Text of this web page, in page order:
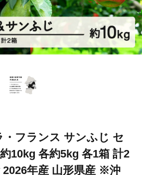
・フランス サンふじ セ
10kg 各約5kg 各1箱 計2
年産 山形県産 ※沖